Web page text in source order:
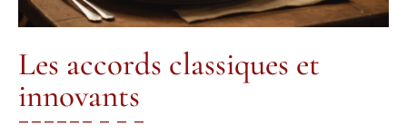
Les accords classiques et
innovants